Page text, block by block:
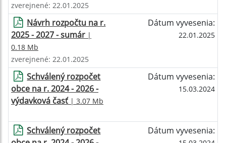
zverejnené: 22.01.2025
Návrh rozpočtu na r.
2025 - 2027 - sumár |
0.18 Mb
Dátum vyvesenia:
22.01.2025
zverejnené: 22.01.2025
Schválený rozpočet
obce na r. 2024 - 2026 -
výdavková časť| 3.07 Mb
Dátum vyvesenia:
15.03.2024
Schválený rozpočet
Dátum vyvesenia: